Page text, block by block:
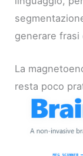
generare frasi
La
resta poco